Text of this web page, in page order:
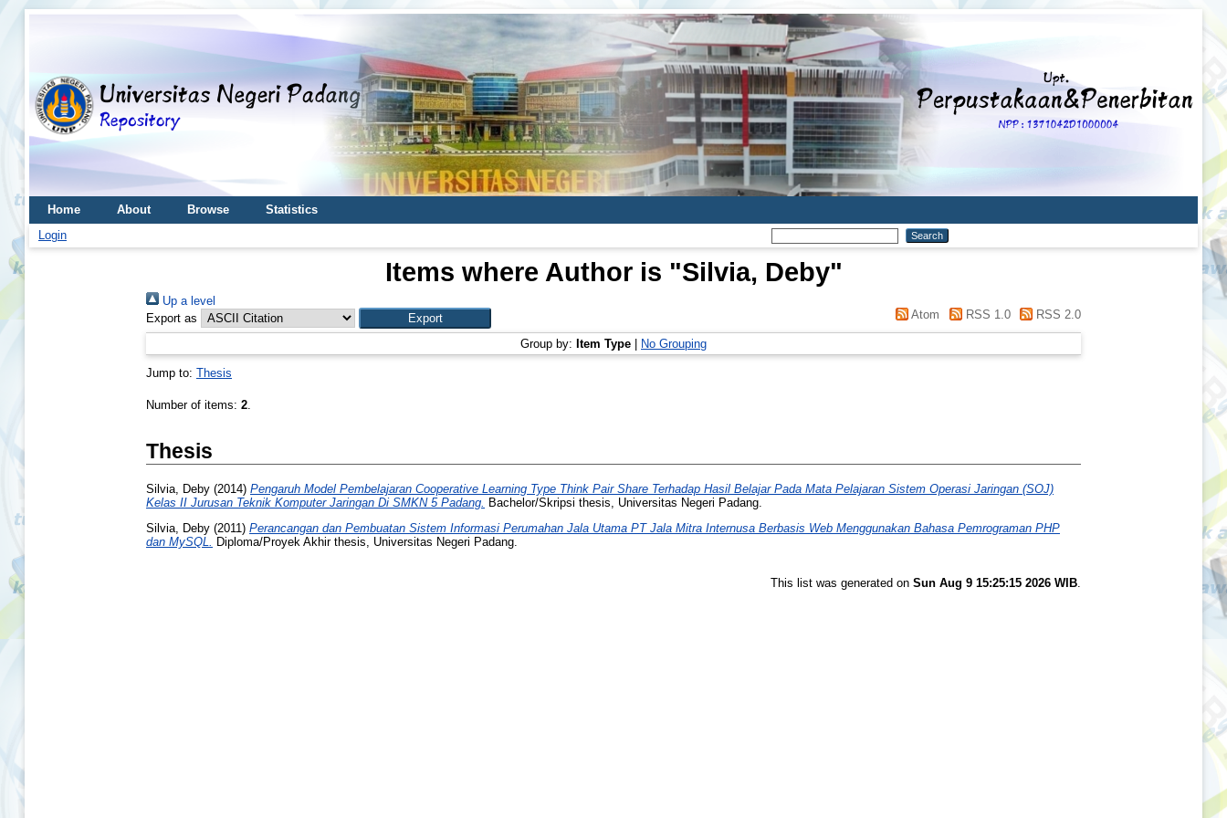
Home About Browse
Statistics
Login
Items where Author is "Silvia, Deby"
Up a level
Export as
Atom RSS 1.0 RSS 2.0
Group by: Item Type No Grouping
Jump to: Thesis
Number of items: 2.
Thesis
Silvia, Deby (2014) Pengaruh Model Pembelajaran Cooperative Learning Type Think Pair Share Terhadap Hasil Belajar Pada Mata Pelajaran Sistem Operasi Jaringan (SOJ)
Kelas II Jurusan Teknik Komputer Jaringan Di SMKN 5 Padang. Bachelor/Skripsi thesis, Universitas Negeri Padang.
Silvia, Deby (2011) Perancangan dan Pembuatan Sistem Informasi Perumahan Jala Utama PT Jala Mitra Internusa Berbasis Web Menggunakan Bahasa Pemrograman PHP
dan MySQL.
Diploma/Proyek Akhir thesis, Universitas Negeri Padang.
This list was generated on Sun Aug 9 15:25:15 2026 WIB